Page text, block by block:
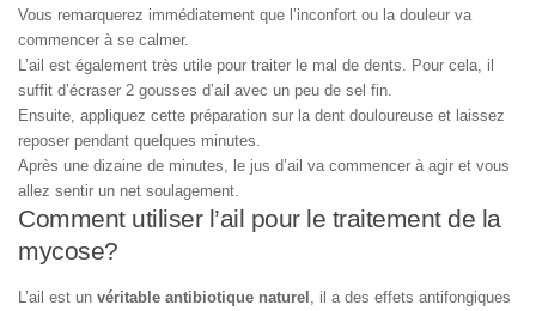
Vous remarquerez immédiatement que l’inconfort ou la douleur va
commencer à se calmer.
L’ail est également très utile pour traiter le mal de dents. Pour cela, il
suffit d’écraser 2 gousses d’ail avec un peu de sel fin.
Ensuite, appliquez cette préparation sur la dent douloureuse et laissez
reposer pendant quelques minutes.
Après une dizaine de minutes, le jus d’ail va commencer à agir et vous
allez sentir un net soulagement.
Comment utiliser l’ail pour le traitement de la
mycose?
L’ail est un véritable antibiotique naturel
, il a des effets antifongiques